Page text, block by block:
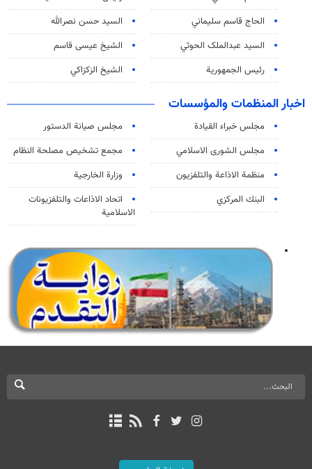
الحاج قاسم سليماني
السيد حسن نصرالله
السید عبدالملک الحوثي
الشيخ عيسى قاسم
رئيس الجمهورية
الشيخ الزكزاكي
اخبار المنظمات والمؤسسات
مجلس خبراء القيادة
مجلس صيانة الدستور
مجلس الشورى الاسلامي
مجمع تشخيص مصلحة النظام
منظمة الاذاعة والتلفزیون
وزارة الخارجية
البنك المركزي
اتحاد الاذاعات والتلفزيونات
الاسلامية